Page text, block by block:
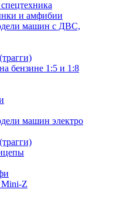
и амфибии
машин с ДВС,
бензине 1:5 и 1:8
машин электро
Z